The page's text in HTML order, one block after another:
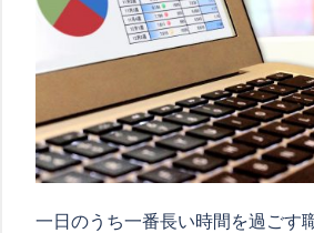
一日のうち一番長い時間を過ごす